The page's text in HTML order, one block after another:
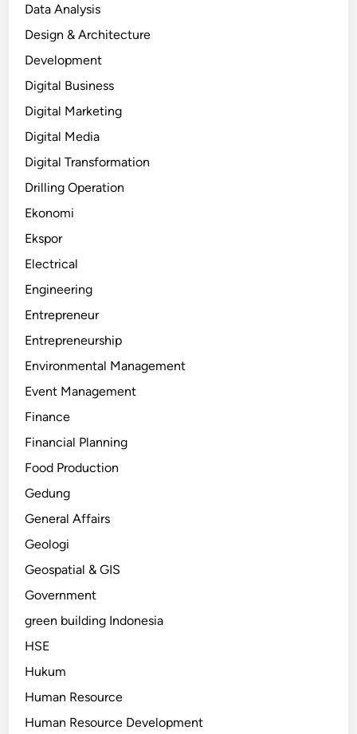
Data Analysis
Design & Architecture
Development
Digital Business
Digital Marketing
Digital Media
Digital Transformation
Drilling Operation
Ekonomi
Ekspor
Electrical
Engineering
Entrepreneur
Entrepreneurship
Environmental Management
Event Management
Finance
Financial Planning
Food Production
Gedung
General Affairs
Geologi
Geospatial & GIS
Government
green building Indonesia
HSE
Hukum
Human Resource
Human Resource Development